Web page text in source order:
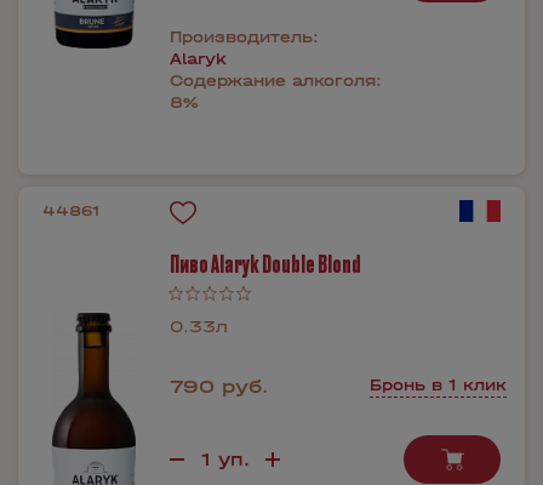
Производитель:
Alaryk
Содержание алкоголя:
8%
44861
Пиво Alaryk Double Blond
0.33л
790 руб. Бронь в 1 клик